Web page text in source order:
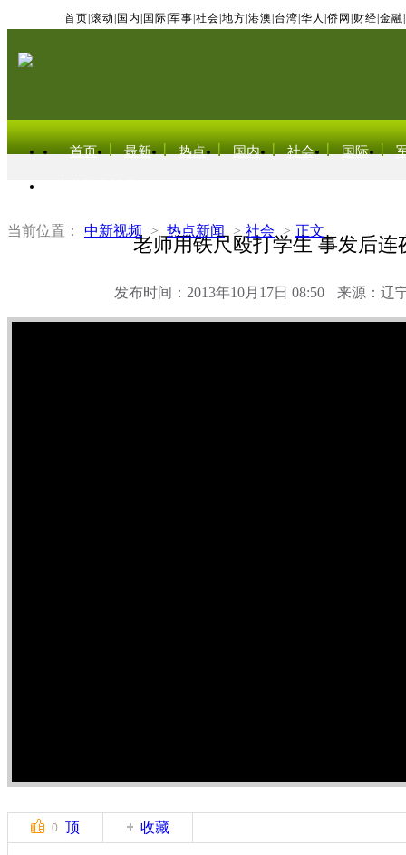
首页 滚动 国内 国际 军事 社会 地方 港澳 台湾 华人 侨网 财经 金融
首页 最新 热点 国内 社会 国际
当前位置： 中新视频 > 热点新闻 > 社会 > 正文
老师用铁尺殴打学生 事发后连
发布时间：2013年10月17日 08:50 来源：辽
0 顶 收藏